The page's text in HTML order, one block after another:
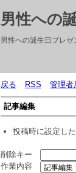
男性への
男性への誕生日プレゼ
戻る RSS 管理者
記事編集
投稿時に設定し
削除キー
作業内容